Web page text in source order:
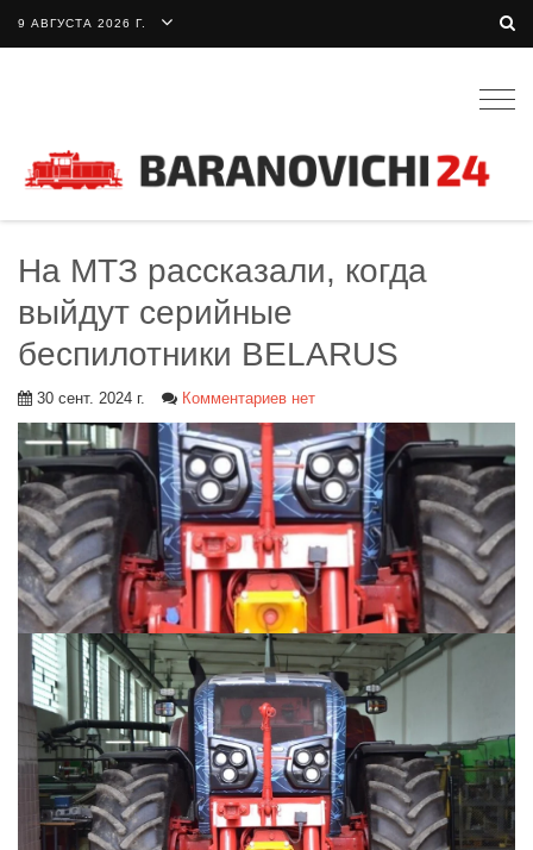
9 АВГУСТА 2026 Г.
На МТЗ рассказали, когда
выйдут серийные
беспилотники BELARUS
30 сент. 2024 г. Комментариев нет